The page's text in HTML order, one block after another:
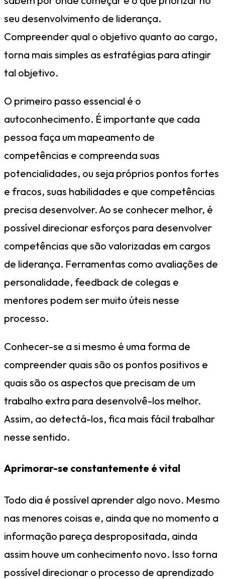
seu desenvolvimento de liderança.
Compreender qual o objetivo quanto ao cargo,
torna mais simples as estratégias para atingir
tal objetivo.
O primeiro passo essencial é o
autoconhecimento. É importante que cada
pessoa faça um mapeamento de
competências e compreenda suas
potencialidades, ou seja próprios pontos fortes
e fracos, suas habilidades e que competências
precisa desenvolver. Ao se conhecer melhor, é
possível direcionar esforços para desenvolver
competências que são valorizadas em cargos
de liderança. Ferramentas como avaliações de
personalidade, feedback de colegas e
mentores podem ser muito úteis nesse
processo.
Conhecer-se a si mesmo é uma forma de
compreender quais são os pontos positivos e
quais são os aspectos que precisam de um
trabalho extra para desenvolvê-los melhor.
Assim, ao detectá-los, fica mais fácil trabalhar
nesse sentido.
Aprimorar-se constantemente é vital
Todo dia é possível aprender algo novo. Mesmo
nas menores coisas e, ainda que no momento a
informação pareça despropositada, ainda
assim houve um conhecimento novo. Isso torna
possível direcionar o processo de aprendizado